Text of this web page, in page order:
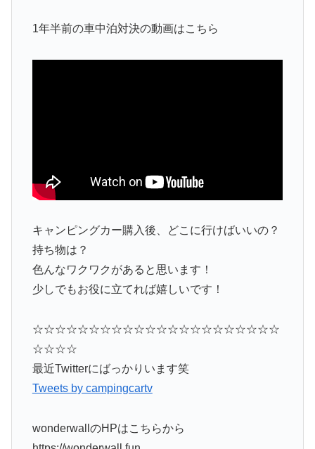
1年半前の車中泊対決の動画はこちら
キャンピングカー購入後、どこに行けばいいの？
持ち物は？
色んなワクワクがあると思います！
少しでもお役に立てれば嬉しいです！
☆☆☆☆☆☆☆☆☆☆☆☆☆☆☆☆☆☆☆☆☆☆
☆☆☆☆
最近Twitterにばっかりいます笑
Tweets by campingcartv
wonderwallのHPはこちらから